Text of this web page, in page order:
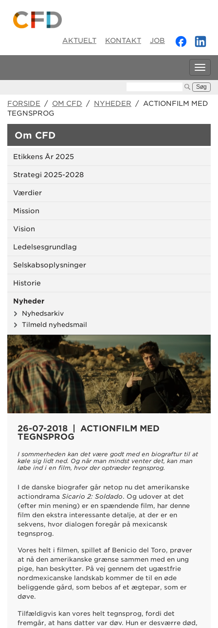
AKTUELT KONTAKT JOB
FORSIDE / OM CFD / NYHEDER / ACTIONFILM MED
TEGNSPROG
Om CFD
Etikkens År 2025
Strategi 2025-2028
Værdier
Mission
Vision
Ledelsesgrundlag
Selskabsoplysninger
Historie
Nyheder
Nyhedsarkiv
Tilmeld nyhedsmail
26-07-2018 | ACTIONFILM MED
TEGNSPROG
I sommerheden kan det være godt med en biograftur til at
køle sig lidt ned. Og når man mindst venter det, kan man
løbe ind i en film, hvor der optræder tegnsprog.
I de danske biografer går netop nu det amerikanske
actiondrama Sicario 2: Soldado. Og udover at det
(efter min mening) er en spændende film, har denne
film den ekstra interessante detalje, at der er en
sekvens, hvor dialogen foregår på mexicansk
tegnsprog.
Vores helt i filmen, spillet af Benicio del Toro, prøver
at nå den amerikanske grænse sammen med en ung
pige, han beskytter. På vej gennem det ugæstfrie
nordmexicanske landskab kommer de til en øde
beliggende gård, som bebos af et ægtepar, som er
døve.
Tilfældigvis kan vores helt tegnsprog, fordi det
fremgår, at hans datter var døv. Hun er desværre død,